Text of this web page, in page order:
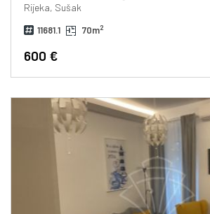
Rijeka, Sušak
11681.1 70m2
600 €